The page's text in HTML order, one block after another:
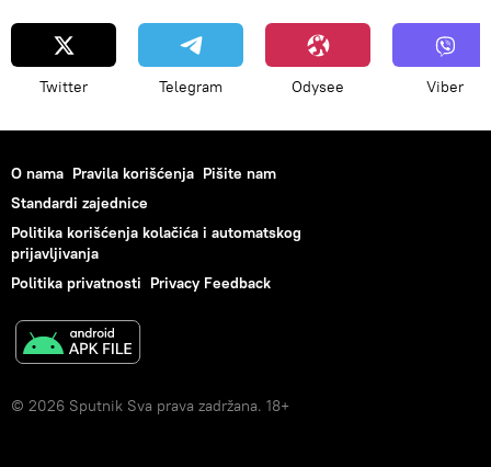
Twitter Telegram Odysee Viber
O nama Pravila korišćenja Pišite nam
Standardi zajednice
Politika korišćenja kolačića i automatskog
prijavljivanja
Politika privatnosti Privacy Feedback
© 2026 Sputnik Sva prava zadržana. 18+